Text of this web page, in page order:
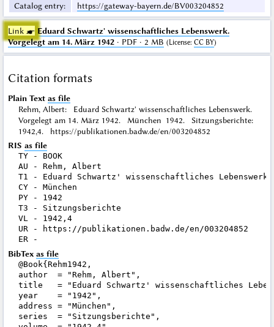
Catalog entry: https://gateway-bayern.de/BV003204852
Link ☛ Eduard Schwartz' wissenschaftliches Lebenswerk.
Vorgelegt am 14. März 1942· PDF · 2 MB (License: CC BY)
Citation formats
Plain Text as file
Rehm, Albert: Eduard Schwartz' wissenschaftliches Lebenswerk.
Vorgelegt am 14. März 1942. München 1942. Sitzungsberichte:
1942,4. https://publikationen.badw.de/en/003204852
RIS as file
TY - BOOK
AU - Rehm, Albert
T1 - Eduard Schwartz' wissenschaftliches
CY - München
PY - 1942
T3 - Sitzungsberichte
VL - 1942,4
UR - https://publikationen.badw.de/en/003204852
BibTex as file
@Book{Rehm1942,
author  = "Rehm, Albert",
title   = "Eduard Schwartz' wissenschaftliches
year    = "1942",
address = "München",
series  = "Sitzungsberichte",